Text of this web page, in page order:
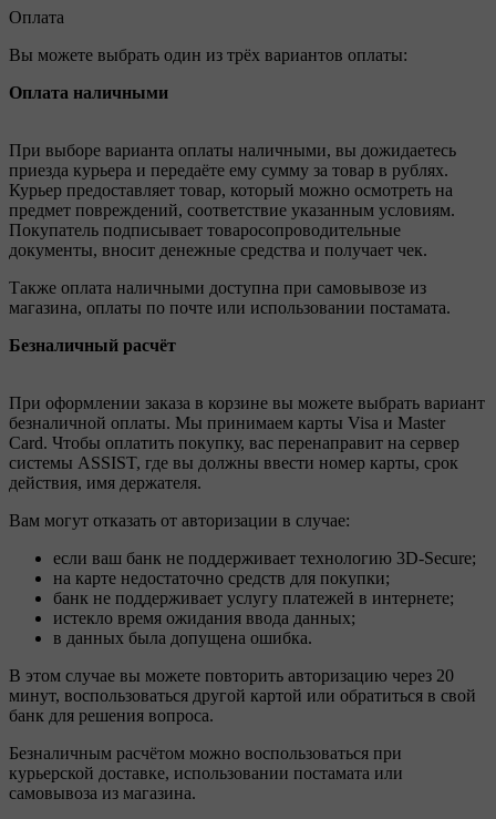
Оплата
Вы можете выбрать один из трёх вариантов оплаты:
Оплата наличными
При выборе варианта оплаты наличными, вы дожидаетесь
приезда курьера и передаёте ему сумму за товар в рублях.
Курьер предоставляет товар, который можно осмотреть на
предмет повреждений, соответствие указанным условиям.
Покупатель подписывает товаросопроводительные
документы, вносит денежные средства и получает чек.
Также оплата наличными доступна при самовывозе из
магазина, оплаты по почте или использовании постамата.
Безналичный расчёт
При оформлении заказа в корзине вы можете выбрать вариант
безналичной оплаты. Мы принимаем карты Visa и Master
Card. Чтобы оплатить покупку, вас перенаправит на сервер
системы ASSIST, где вы должны ввести номер карты, срок
действия, имя держателя.
Вам могут отказать от авторизации в случае:
если ваш банк не поддерживает технологию 3D-Secure;
на карте недостаточно средств для покупки;
банк не поддерживает услугу платежей в интернете;
истекло время ожидания ввода данных;
в данных была допущена ошибка.
В этом случае вы можете повторить авторизацию через 20
минут, воспользоваться другой картой или обратиться в свой
банк для решения вопроса.
Безналичным расчётом можно воспользоваться при
курьерской доставке, использовании постамата или
самовывоза из магазина.